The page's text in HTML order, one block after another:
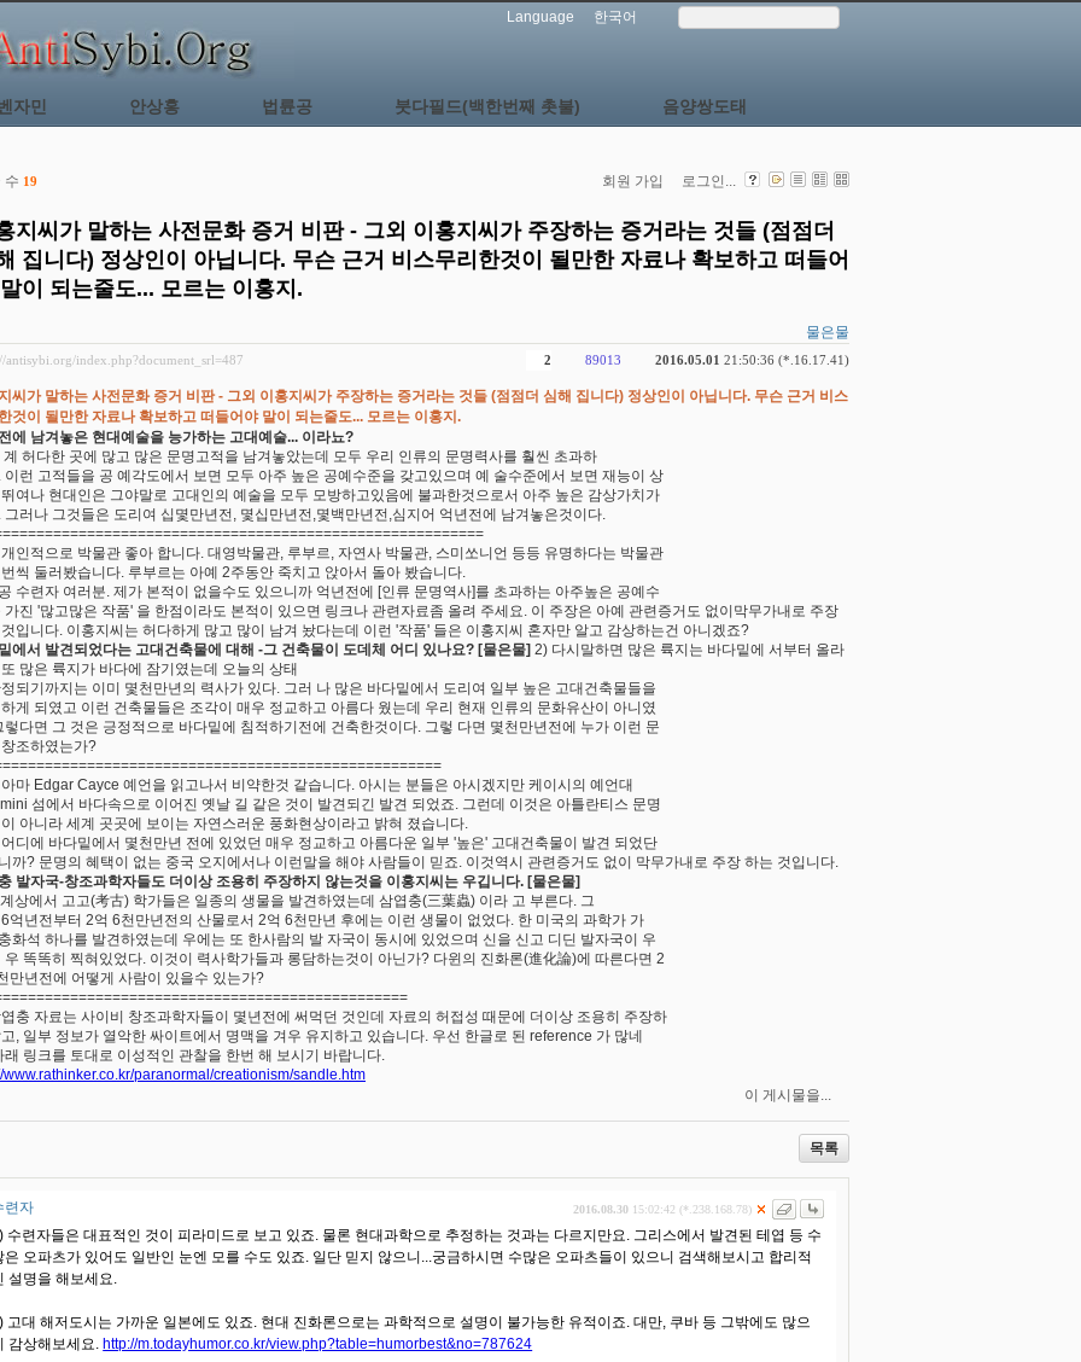
Language 한국어
자민 안상홍 법륜공 붓다필드(백한번째 촛불) 음양쌍도태
수 19 회원 가입 로그인...
지씨가 말하는 사전문화 증거 비판 - 그외 이홍지씨가 주장하는 증거라는 것들 (점점더
집니다) 정상인이 아닙니다. 무슨 근거 비스무리한것이 될만한 자료나 확보하고 떠들어
이 되는줄도... 모르는 이홍지.
물은물
antisybi.org/index.php?document_srl=487 2016.05.01 21:50:36 (*.16.17.41)
89013
2
씨가 말하는 사전문화 증거 비판 - 그외 이홍지씨가 주장하는 증거라는 것들 (점점더 심해 집니다) 정상인이 아닙니다. 무슨 근거 비스
것이 될만한 자료나 확보하고 떠들어야 말이 되는줄도... 모르는 이홍지.
에 남겨놓은 현대예술을 능가하는 고대예술... 이라뇨?
계 허다한 곳에 많고 많은 문명고적을 남겨놓았는데 모두 우리 인류의 문명력사를 훨씬 초과하
이런 고적들을 공 예각도에서 보면 모두 아주 높은 공예수준을 갖고있으며 예 술수준에서 보면 재능이 상
여나 현대인은 그야말로 고대인의 예술을 모두 모방하고있음에 불과한것으로서 아주 높은 감상가치가
그러나 그것들은 도리여 십몇만년전, 몇십만년전,몇백만년전,심지어 억년전에 남겨놓은것이다.
인적으로 박물관 좋아 합니다. 대영박물관, 루부르, 자연사 박물관, 스미쏘니언 등등 유명하다는 박물관
씩 둘러봤습니다. 루부르는 아예 2주동안 죽치고 앉아서 돌아 봤습니다.
수련자 여러분. 제가 본적이 없을수도 있으니까 억년전에 [인류 문명역사]를 초과하는 아주높은 공예수
가진 '많고많은 작품' 을 한점이라도 본적이 있으면 링크나 관련자료좀 올려 주세요. 이 주장은 아예 관련증거도 없이막무가내로 주장
입니다. 이홍지씨는 허다하게 많고 많이 남겨 놨다는데 이런 '작품' 들은 이홍지씨 혼자만 알고 감상하는건 아니겠죠?
에서 발견되었다는 고대건축물에 대해 -그 건축물이 도데체 어디 있나요? [물은물] 2) 다시말하면 많은 륙지는 바다밑에 서부터 올라
많은 륙지가 바다에 잠기였는데 오늘의 상태
되기까지는 이미 몇천만년의 력사가 있다. 그러 나 많은 바다밑에서 도리여 일부 높은 고대건축물들을
게 되였고 이런 건축물들은 조각이 매우 정교하고 아름다 웠는데 우리 현재 인류의 문화유산이 아니였
렇다면 그 것은 긍정적으로 바다밑에 침적하기전에 건축한것이다. 그렇 다면 몇천만년전에 누가 이런 문
조하였는가?
마 Edgar Cayce 예언을 읽고나서 비약한것 같습니다. 아시는 분들은 아시겠지만 케이시의 예언대
섬에서 바다속으로 이어진 옛날 길 같은 것이 발견되긴 발견 되었죠. 그런데 이것은 아틀란티스 문명
아니라 세계 곳곳에 보이는 자연스러운 풍화현상이라고 밝혀 졌습니다.
디에 바다밑에서 몇천만년 전에 있었던 매우 정교하고 아름다운 일부 '높은' 고대건축물이 발견 되었단
까? 문명의 혜택이 없는 중국 오지에서나 이런말을 해야 사람들이 믿죠. 이것역시 관련증거도 없이 막무가내로 주장 하는 것입니다.
발자국-창조과학자들도 더이상 조용히 주장하지 않는것을 이홍지씨는 우깁니다. [물은물]
상에서 고고(考古) 학가들은 일종의 생물을 발견하였는데 삼엽충(三葉蟲) 이라 고 부른다. 그
억년전부터 2억 6천만년전의 산물로서 2억 6천만년 후에는 이런 생물이 없었다. 한 미국의 과학가 가
화석 하나를 발견하였는데 우에는 또 한사람의 발 자국이 동시에 있었으며 신을 신고 디딘 발자국이 우
우 똑똑히 찍혀있었다. 이것이 력사학가들과 롱담하는것이 아닌가? 다윈의 진화론(進化論)에 따른다면 2
만년전에 어떻게 사람이 있을수 있는가?
충 자료는 사이비 창조과학자들이 몇년전에 써먹던 것인데 자료의 허접성 때문에 더이상 조용히 주장하
, 일부 정보가 열악한 싸이트에서 명맥을 겨우 유지하고 있습니다. 우선 한글로 된 reference 가 많네
래 링크를 토대로 이성적인 관찰을 한번 해 보시기 바랍니다.
www.rathinker.co.kr/paranormal/creationism/sandle.htm
이 게시물을...
목록
2016.08.30 15:02:42 (*.238.168.78)
련자
수련자들은 대표적인 것이 피라미드로 보고 있죠. 물론 현대과학으로 추정하는 것과는 다르지만요. 그리스에서 발견된 테엽 등 수
은 오파츠가 있어도 일반인 눈엔 모를 수도 있죠. 일단 믿지 않으니...궁금하시면 수많은 오파츠들이 있으니 검색해보시고 합리적
설명을 해보세요.
고대 해저도시는 가까운 일본에도 있죠. 현대 진화론으로는 과학적으로 설명이 불가능한 유적이죠. 대만, 쿠바 등 그밖에도 많으
감상해보세요. http://m.todayhumor.co.kr/view.php?table=humorbest&no=787624